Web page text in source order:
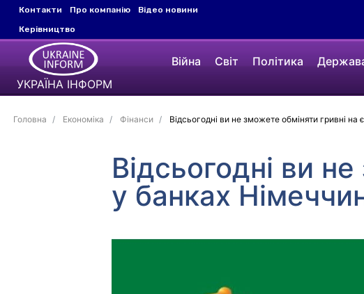
Контакти Про компанію
Відео новини
Керівництво
УКРАЇНА ІНФОРМ
Війна Світ Політика
Головна Економіка Фінанси Відсьогодні ви не зможете обміняти гривні на
Відсьогодні ви
у банках